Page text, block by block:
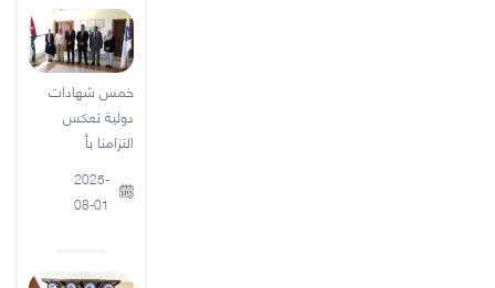
خمس شهادات
دولية تعكس
التزامنا بأ
2025-
08-01